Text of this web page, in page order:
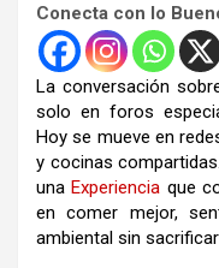
Conecta con lo
La conversación
solo en foros
Hoy se mueve en
y cocinas
unaExperiencia que
en comer mejor,
ambiental sin